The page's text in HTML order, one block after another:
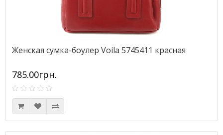
Женская сумка-боулер Voila 5745411 красная
785.00грн.